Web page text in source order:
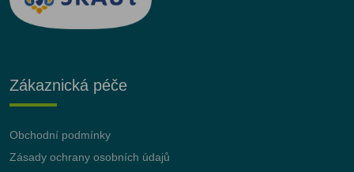
Zákaznická péče
Obchodní podmínky
Zásady ochrany osobních údajů